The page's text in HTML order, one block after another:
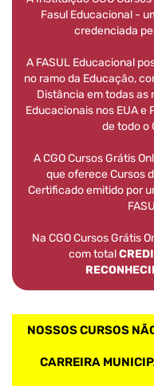
Fasul Educacional -
credenciada
A FASUL Educacional
no ramo da Educação,
Distância em todas as
Educacionais nos EUA
de todo o
A CGO Cursos Grátis
que oferece Cursos
Certificado emitido por
Na CGO Cursos Grátis
com total
NOSSOS CURSOS
CARREIRA